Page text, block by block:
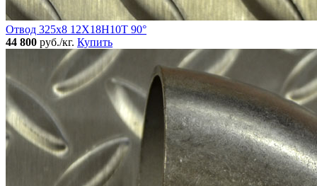
Отвод 325х8 12Х18Н10Т 90°
44 800 руб./кг. Купить